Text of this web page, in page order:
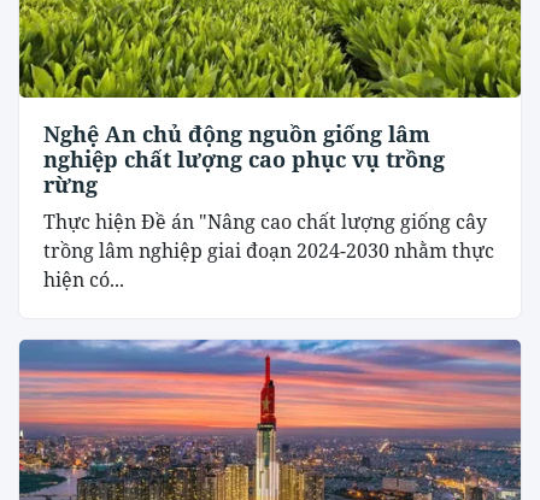
Nghệ An chủ động nguồn giống lâm
nghiệp chất lượng cao phục vụ trồng
rừng
Thực hiện Đề án "Nâng cao chất lượng giống cây
trồng lâm nghiệp giai đoạn 2024-2030 nhằm thực
hiện có...